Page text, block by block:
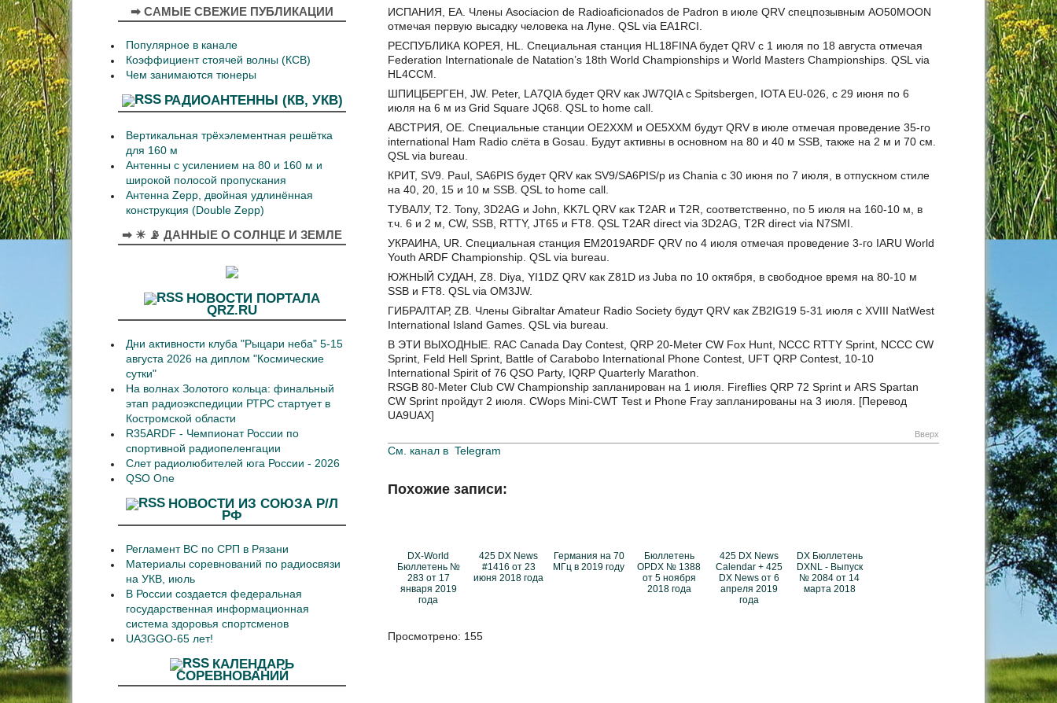
ИСПАНИЯ, EA. Члены Asociacion de Radioaficionados de Padron в июле QRV спецпозывным AO50MOON
отмечая первую высадку человека на Луне. QSL via EA1RCI.
РЕСПУБЛИКА КОРЕЯ, HL. Специальная станция HL18FINA будет QRV с 1 июля по 18 августа отмечая
Federation Internationale de Natation’s 18th World Championships и World Masters Championships. QSL via
HL4CCM.
ШПИЦБЕРГЕН, JW. Peter, LA7QIA будет QRV как JW7QIA с Spitsbergen, IOTA EU-026, с 29 июня по 6
июля на 6 м из Grid Square JQ68. QSL to home call.
АВСТРИЯ, OE. Специальные станции OE2XXM и OE5XXM будут QRV в июле отмечая проведение 35-го
international Ham Radio слёта в Gosau. Будут активны в основном на 80 и 40 м SSB, также на 2 м и 70 см.
QSL via bureau.
КРИТ, SV9. Paul, SA6PIS будет QRV как SV9/SA6PIS/p из Chania с 30 июня по 7 июля, в отпускном стиле
на 40, 20, 15 и 10 м SSB. QSL to home call.
ТУВАЛУ, T2. Tony, 3D2AG и John, KK7L QRV как T2AR и T2R, соответственно, по 5 июля на 160-10 м, в
т.ч. 6 и 2 м, CW, SSB, RTTY, JT65 и FT8. QSL T2AR direct via 3D2AG, T2R direct via N7SMI.
УКРАИНА, UR. Специальная станция EM2019ARDF QRV по 4 июля отмечая проведение 3-го IARU World
Youth ARDF Championship. QSL via bureau.
ЮЖНЫЙ СУДАН, Z8. Diya, YI1DZ QRV как Z81D из Juba по 10 октября, в свободное время на 80-10 м
SSB и FT8. QSL via OM3JW.
ГИБРАЛТАР, ZB. Члены Gibraltar Amateur Radio Society будут QRV как ZB2IG19 5-31 июля с XVIII NatWest
International Island Games. QSL via bureau.
В ЭТИ ВЫХОДНЫЕ. RAC Canada Day Contest, QRP 20-Meter CW Fox Hunt, NCCC RTTY Sprint, NCCC CW
Sprint, Feld Hell Sprint, Battle of Carabobo International Phone Contest, UFT QRP Contest, 10-10
International Spirit of 76 QSO Party, IQRP Quarterly Marathon.
RSGB 80-Meter Club CW Championship запланирован на 1 июля. Fireflies QRP 72 Sprint и ARS Spartan
CW Sprint пройдут 2 июля. CWops Mini-CWT Test и Phone Fray запланированы на 3 июля. [Перевод
UA9UAX]
Вверх
См. канал в Telegram
Похожие записи:
DX-World
Бюллетень №
283 от 17
января 2019
года
425 DX News
#1416 от 23
июня 2018 года
Германия на 70
МГц в 2019 году
Бюллетень
OPDX № 1388
от 5 ноября
2018 года
425 DX News
Calendar + 425
DX News от 6
апреля 2019
года
DX Бюллетень
DXNL - Выпуск
№ 2084 от 14
марта 2018
Просмотрено: 155
➡ САМЫЕ СВЕЖИЕ ПУБЛИКАЦИИ
Популярное в канале
Коэффициент стоячей волны (КСВ)
Чем занимаются тюнеры
РАДИОАНТЕННЫ (КВ, УКВ)
Вертикальная трёхэлементная решётка
для 160 м
Антенны с усилением на 80 и 160 м и
широкой полосой пропускания
Антенна Zepp, двойная удлинённая
конструкция (Double Zepp)
➡ ☀ 📡 ДАННЫЕ О СОЛНЦЕ И ЗЕМЛЕ
НОВОСТИ ПОРТАЛА
QRZ.RU
Дни активности клуба "Рыцари неба" 5-15
августа 2026 на диплом "Космические
сутки"
На волнах Золотого кольца: финальный
этап радиоэкспедиции РТРС стартует в
Костромской области
R35ARDF - Чемпионат России по
спортивной радиопеленгации
Слет радиолюбителей юга России - 2026
QSO One
НОВОСТИ ИЗ СОЮЗА Р/Л
РФ
Регламент ВС по СРП в Рязани
Материалы соревнований по радиосвязи
на УКВ, июль
В России создается федеральная
государственная информационная
система здоровья спортсменов
UA3GGO-65 лет!
КАЛЕНДАРЬ
СОРЕВНОВАНИЙ